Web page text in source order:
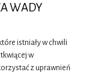
WADY
istniały w chwili
w
z uprawnień